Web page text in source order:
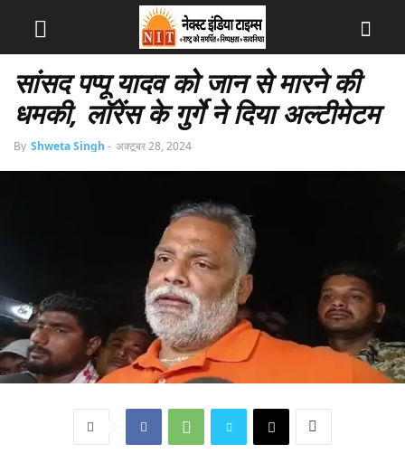
सांसद पप्पू यादव को जान से मारने की
धमकी, लॉरेंस के गुर्गे ने दिया अल्टीमेटम
By Shweta Singh - अक्टूबर 28, 2024